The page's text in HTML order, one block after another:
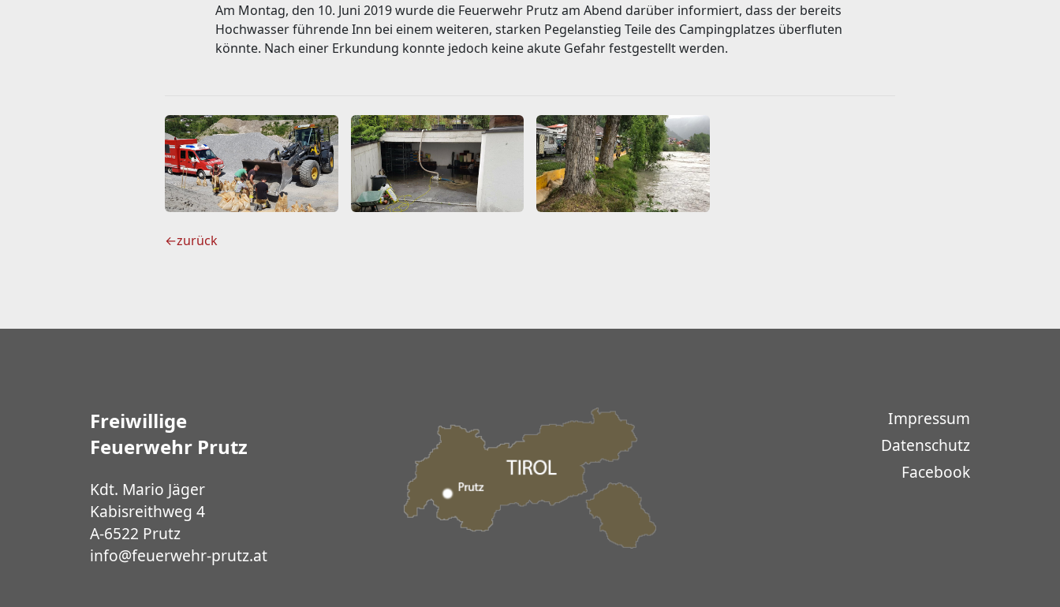
Am Montag, den 10. Juni 2019 wurde die Feuerwehr Prutz am Abend darüber informiert, dass der bereits
Hochwasser führende Inn bei einem weiteren, starken Pegelanstieg Teile des Campingplatzes überfluten
könnte. Nach einer Erkundung konnte jedoch keine akute Gefahr festgestellt werden.
←zurück
Freiwillige
Feuerwehr Prutz
Kdt. Mario Jäger
Kabisreithweg 4
A-6522 Prutz
info@feuerwehr-prutz.at
Impressum
Datenschutz
Facebook